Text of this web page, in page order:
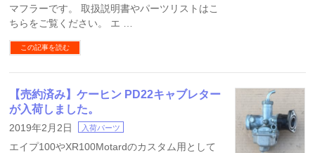
マフラーです。 取扱説明書やパーツリストはこ
ちらをご覧ください。 エ …
この記事を読む
【売約済み】ケーヒン PD22キャブレター
が入荷しました。
2019年2月2日 入荷パーツ
エイプ100やXR100Motardのカスタム用として